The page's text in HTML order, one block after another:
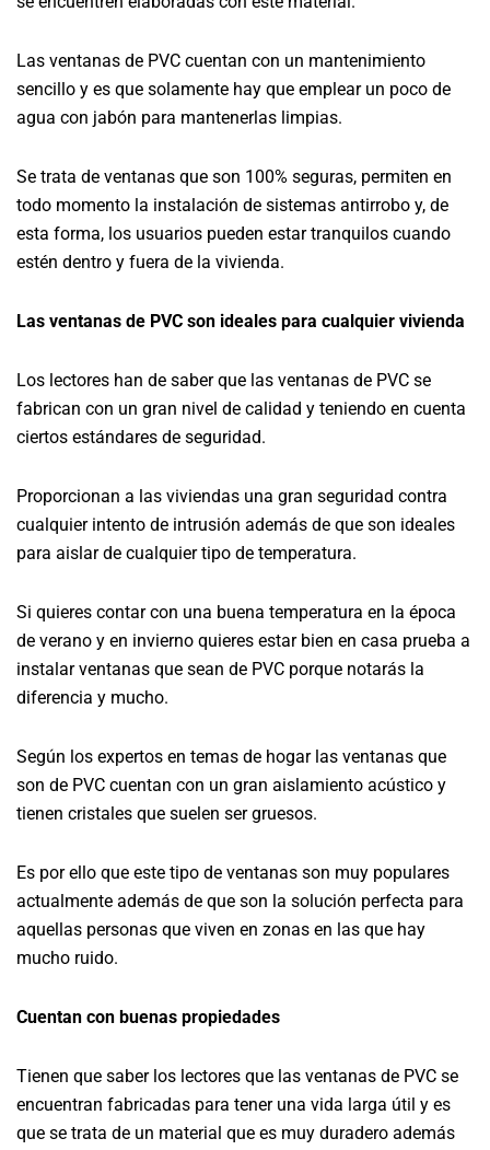
Las ventanas de PVC cuentan con un mantenimiento
sencillo y es que solamente hay que emplear un poco de
agua con jabón para mantenerlas limpias.
Se trata de ventanas que son 100% seguras, permiten en
todo momento la instalación de sistemas antirrobo y, de
esta forma, los usuarios pueden estar tranquilos cuando
estén dentro y fuera de la vivienda.
Las ventanas de PVC son ideales para cualquier vivienda
Los lectores han de saber que las ventanas de PVC se
fabrican con un gran nivel de calidad y teniendo en cuenta
ciertos estándares de seguridad.
Proporcionan a las viviendas una gran seguridad contra
cualquier intento de intrusión además de que son ideales
para aislar de cualquier tipo de temperatura.
Si quieres contar con una buena temperatura en la época
de verano y en invierno quieres estar bien en casa prueba a
instalar ventanas que sean de PVC porque notarás la
diferencia y mucho.
Según los expertos en temas de hogar las ventanas que
son de PVC cuentan con un gran aislamiento acústico y
tienen cristales que suelen ser gruesos.
Es por ello que este tipo de ventanas son muy populares
actualmente además de que son la solución perfecta para
aquellas personas que viven en zonas en las que hay
mucho ruido.
Cuentan con buenas propiedades
Tienen que saber los lectores que las ventanas de PVC se
encuentran fabricadas para tener una vida larga útil y es
que se trata de un material que es muy duradero además